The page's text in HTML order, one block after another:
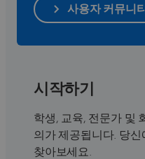
사용자 커뮤니
시작하기
학생, 교육, 전문가 및
의가 제공됩니다. 당
찾아보세요.